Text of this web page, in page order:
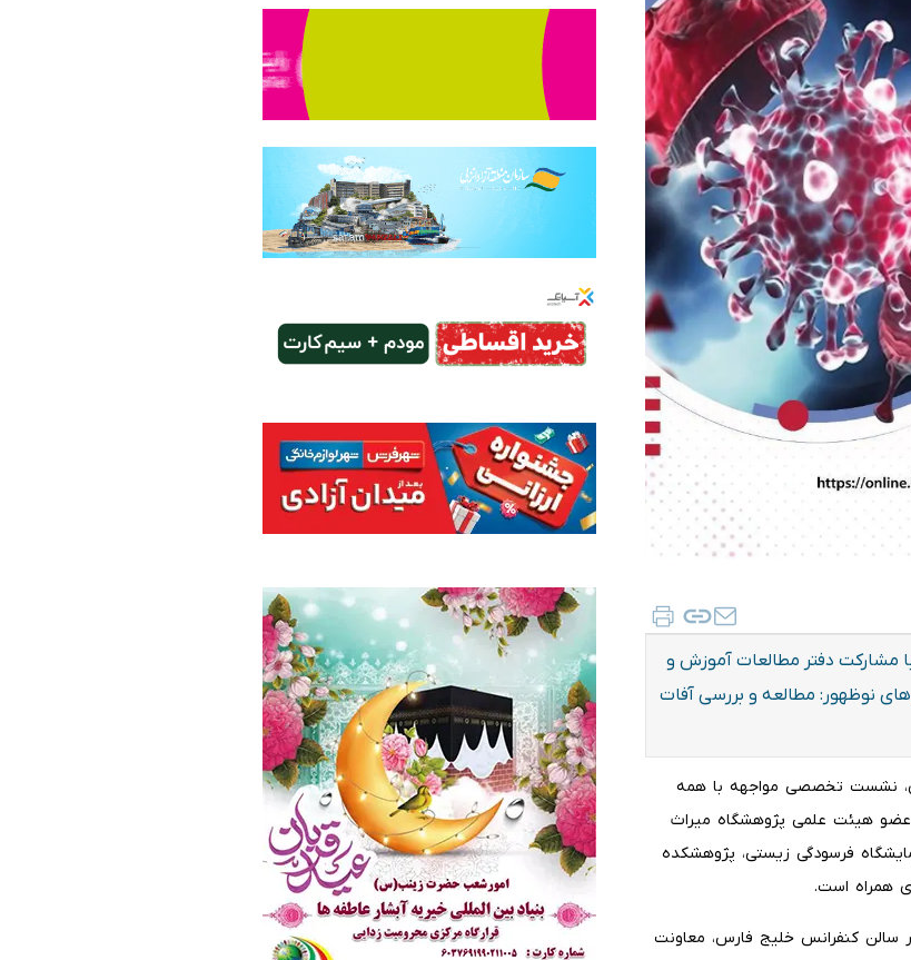
مشارکت دفتر مطالعات آموزش و
نوظهور: مطالعه و بررسی آفات
نشست تخصصی مواجهه با همه
عضو هیئت علمی پژوهشگاه میراث
فرسودگی زیستی، پژوهشکده
همراه است.
۱۰ تا ۱۲بصورت حضوری در سالن کنفرانس خلیج فارس، معاونت